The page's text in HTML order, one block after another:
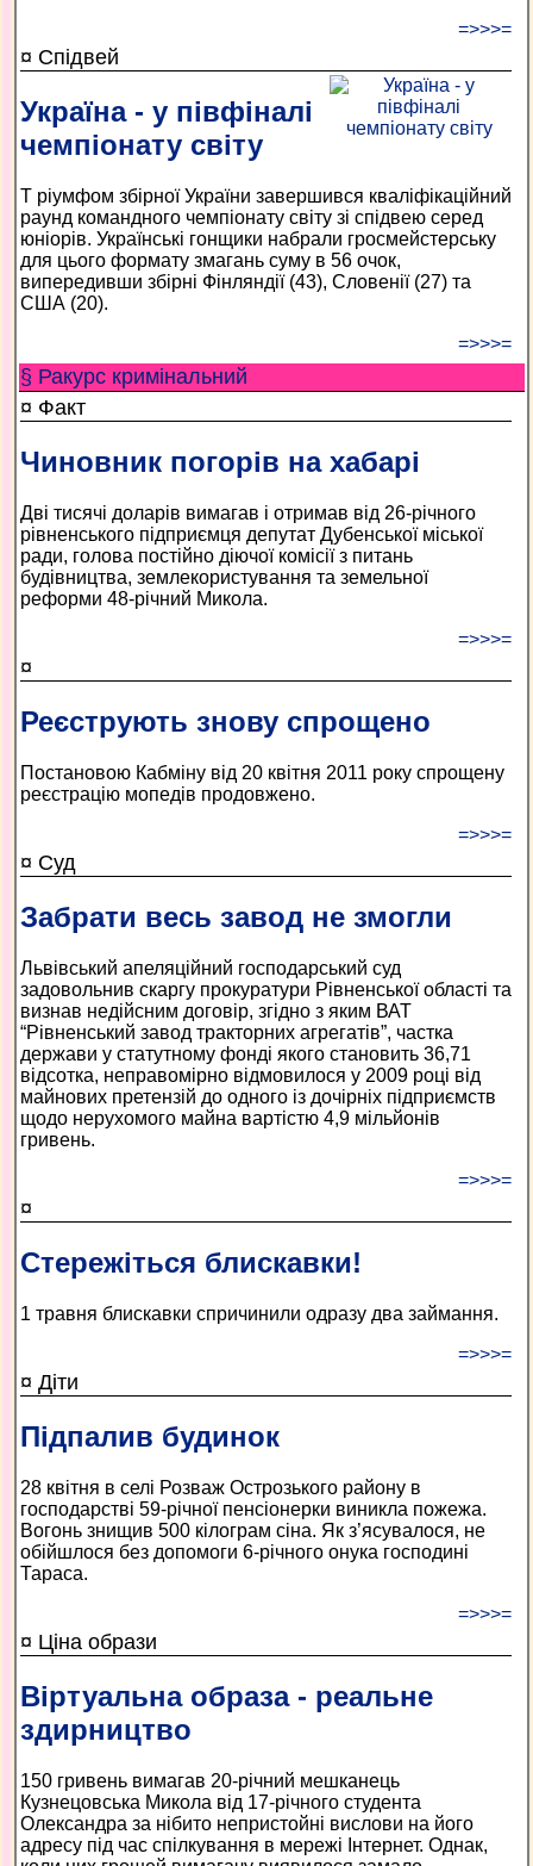
=>>>=
¤ Спідвей
Україна - у півфіналі
чемпіонату світу
Т ріумфом збірної України завершився кваліфікаційний
раунд командного чемпіонату світу зі спідвею серед
юніорів. Українські гонщики набрали гросмейстерську
для цього формату змагань суму в 56 очок,
випередивши збірні Фінляндії (43), Словенії (27) та
США (20).
=>>>=
§ Ракурс кримінальний
¤ Факт
Чиновник погорів на хабарі
Дві тисячі доларів вимагав і отримав від 26-річного
рівненського підприємця депутат Дубенської міської
ради, голова постійно діючої комісії з питань
будівництва, землекористування та земельної
реформи 48-річний Микола.
=>>>=
¤
Реєструють знову спрощено
Постановою Кабміну від 20 квітня 2011 року спрощену
реєстрацію мопедів продовжено.
=>>>=
¤ Суд
Забрати весь завод не змогли
Львівський апеляційний господарський суд
задовольнив скаргу прокуратури Рівненської області та
визнав недійсним договір, згідно з яким ВАТ
“Рівненський завод тракторних агрегатів”, частка
держави у статутному фонді якого становить 36,71
відсотка, неправомірно відмовилося у 2009 році від
майнових претензій до одного із дочірніх підприємств
щодо нерухомого майна вартістю 4,9 мільйонів
гривень.
=>>>=
¤
Стережіться блискавки!
1 травня блискавки спричинили одразу два займання.
=>>>=
¤ Діти
Підпалив будинок
28 квітня в селі Розваж Острозького району в
господарстві 59-річної пенсіонерки виникла пожежа.
Вогонь знищив 500 кілограм сіна. Як з’ясувалося, не
обійшлося без допомоги 6-річного онука господині
Тараса.
=>>>=
¤ Ціна образи
Віртуальна образа - реальне
здирництво
150 гривень вимагав 20-річний мешканець
Кузнецовська Микола від 17-річного студента
Олександра за нібито непристойні вислови на його
адресу під час спілкування в мережі Інтернет. Однак,